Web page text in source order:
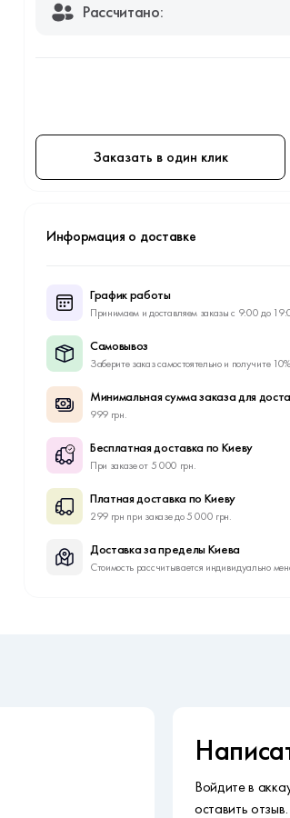
Рассчитано:
Заказать в один клик
Информация о доставке
График работы
Принимаем и доставляем заказы с 9:00 до
Самовывоз
Заберите заказ самостоятельно и получите
Минимальная сумма заказа для
999 грн.
Бесплатная доставка по Киеву
При заказе от 5 000 грн.
Платная доставка по Киеву
299 грн при заказе до 5 000 грн.
Доставка за пределы Киева
Стоимость рассчитывается индивидуально
Войдите в
оставить отзыв.